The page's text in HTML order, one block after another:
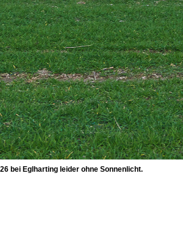
bei Eglharting leider ohne Sonnenlicht.